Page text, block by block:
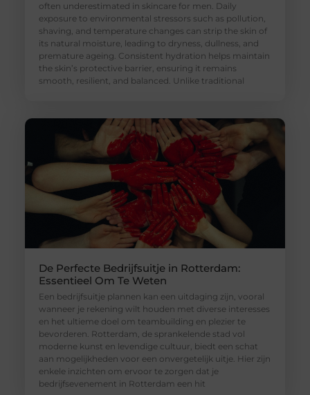
often underestimated in skincare for men. Daily
exposure to environmental stressors such as pollution,
shaving, and temperature changes can strip the skin of
its natural moisture, leading to dryness, dullness, and
premature ageing. Consistent hydration helps maintain
the skin’s protective barrier, ensuring it remains
smooth, resilient, and balanced. Unlike traditional
De Perfecte Bedrijfsuitje in Rotterdam:
Essentieel Om Te Weten
Een bedrijfsuitje plannen kan een uitdaging zijn, vooral
wanneer je rekening wilt houden met diverse interesses
en het ultieme doel om teambuilding en plezier te
bevorderen. Rotterdam, de sprankelende stad vol
moderne kunst en levendige cultuur, biedt een schat
aan mogelijkheden voor een onvergetelijk uitje. Hier zijn
enkele inzichten om ervoor te zorgen dat je
bedrijfsevenement in Rotterdam een hit